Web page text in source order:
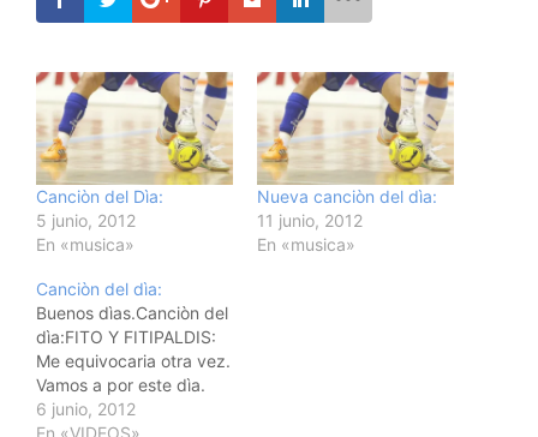
Canciòn del Dìa:
5 junio, 2012
En «musica»
Nueva canciòn del dìa:
11 junio, 2012
En «musica»
Canciòn del dìa:
Buenos dìas.Canciòn del
dìa:FITO Y FITIPALDIS:
Me equivocaria otra vez.
Vamos a por este dìa.
6 junio, 2012
En «VIDEOS»